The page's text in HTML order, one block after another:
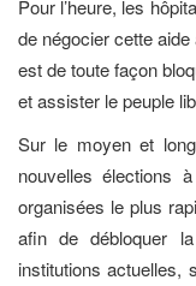
Pour l’heure, les
de négocier cette aide
est de toute façon
et assister le peuple
Sur le moyen et
nouvelles élections
organisées le plus
afin de débloquer
institutions actuelles,